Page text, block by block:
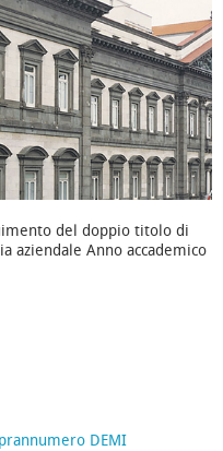
del doppio titolo di
aziendale Anno accademico
DEMI